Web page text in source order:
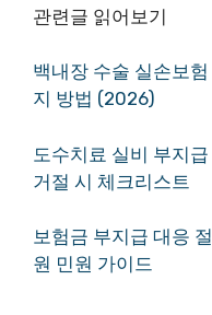
관련글 읽어보기
백내장 수술 실손보
지 방법 (2026)
도수치료 실비 부지
거절 시 체크리스트
보험금 부지급 대응
원 민원 가이드